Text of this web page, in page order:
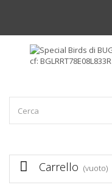
Carrello (vuoto)